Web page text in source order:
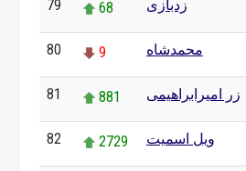
79 68 زدبازی
80 9 محمدشاه
81 881 زر امیرابراهیمی
82 2729 ویل اسمیت